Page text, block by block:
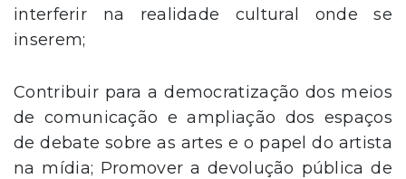
interferir na realidade cultural onde se
inserem;
Contribuir para a democratização dos meios
de comunicação e ampliação dos espaços
de debate sobre as artes e o papel do artista
na mídia; Promover a devolução pública de